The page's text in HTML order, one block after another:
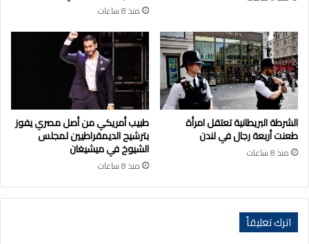
منذ 8 ساعات
الشرطة البريطانية تعتقل امرأة
طعنت أربعة رجال في لندن
منذ 8 ساعات
طبيب أمريكي من أصل مصري يفوز
بترشيح الديمقراطيين لمجلس
الشيوخ في ميشيغان
منذ 8 ساعات
اترك تعليقاً